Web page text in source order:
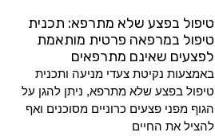
טיפול בפצע שלא מתרפא: תכנית
טיפול במרפאה פרטית מותאמת
לפצעים שאינם מתרפאים
באמצעות נקיטת צעדי מניעה ותכנית
טיפול בפצע שלא מתרפא, ניתן להגן על
הגוף מפני פצעים כרוניים מסוכנים ואף
להציל את החיים